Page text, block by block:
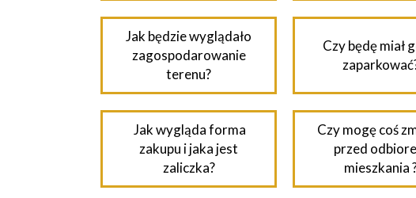
Jak będzie wyglądało
zagospodarowanie
terenu?
Czy będę miał
Jak wygląda forma
zakupu i jaka jest
zaliczka?
Czy mogę coś
przed
mieszkania